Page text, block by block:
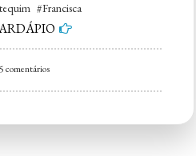
#Francisca
5 comentáriosem
Botequim